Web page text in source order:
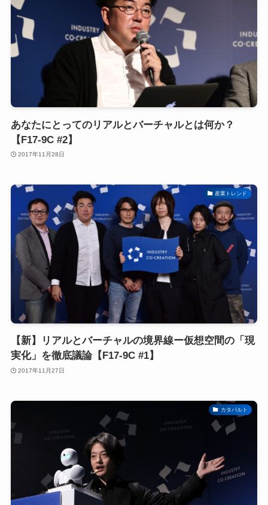
あなたにとってのリアルとバーチャルとは何か？
【F17-9C #2】
2017年11月28日
産業トレンド
【新】リアルとバーチャルの境界線ー仮想空間の「現
実化」を徹底議論【F17-9C #1】
2017年11月27日
カタパルト